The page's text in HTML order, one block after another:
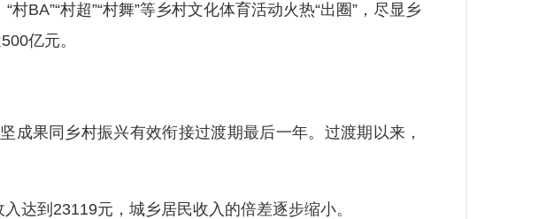
村超”“村舞”等乡村文化体育活动火热“出圈”，尽显乡
亿元。
果同乡村振兴有效衔接过渡期最后一年。过渡期以来，
到23119元，城乡居民收入的倍差逐步缩小。